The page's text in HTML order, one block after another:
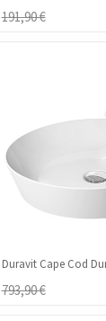
191,90 €
793,90 €